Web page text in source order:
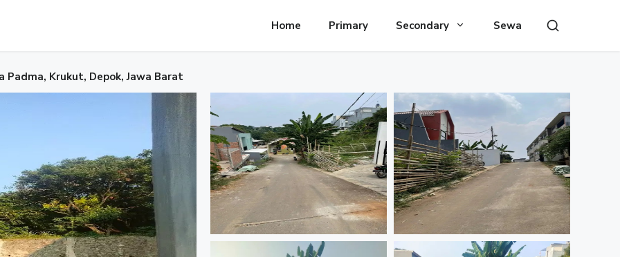
Home Primary Secondary Sewa
Padma, Krukut, Depok, Jawa Barat